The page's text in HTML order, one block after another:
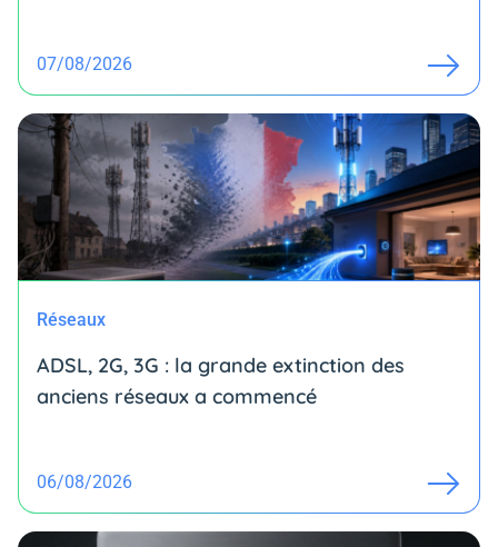
07/08/2026
Réseaux
ADSL, 2G, 3G : la grande extinction des
anciens réseaux a commencé
06/08/2026